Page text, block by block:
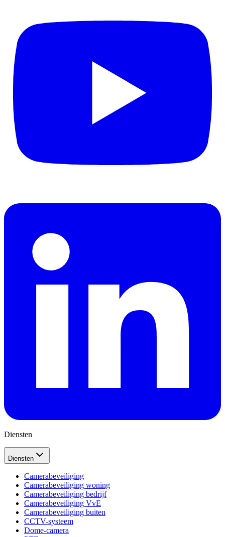
Diensten
Diensten
Camerabeveiliging
Camerabeveiliging woning
Camerabeveiliging bedrijf
Camerabeveiliging VvE
Camerabeveiliging buiten
CCTV-systeem
Dome-camera